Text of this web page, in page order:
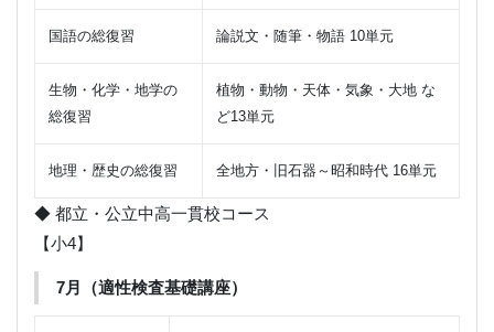
国語の総復習 論説文・随筆・物語 10単元
生物・化学・地学の
総復習
植物・動物・天体・気象・大地 な
ど13単元
地理・歴史の総復習 全地方・旧石器～昭和時代 16単元
◆ 都立・公立中高一貫校コース
【小4】
7月（適性検査基礎講座）